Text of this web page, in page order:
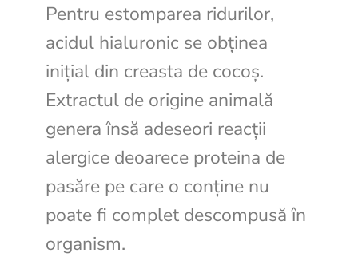
Pentru estomparea ridurilor,
acidul hialuronic se obţinea
iniţial din creasta de cocoș.
Extractul de origine animală
genera însă adeseori reacții
alergice deoarece proteina de
pasăre pe care o conține nu
poate fi complet descompusă în
organism.